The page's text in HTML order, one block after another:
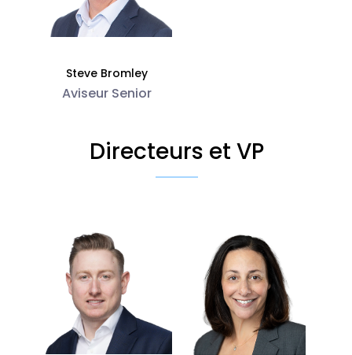
Steve Bromley
Aviseur Senior
Directeurs et VP